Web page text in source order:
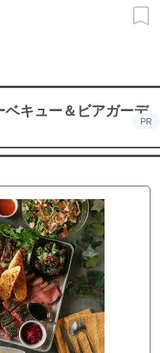
キュー＆ビアガーデ
PR